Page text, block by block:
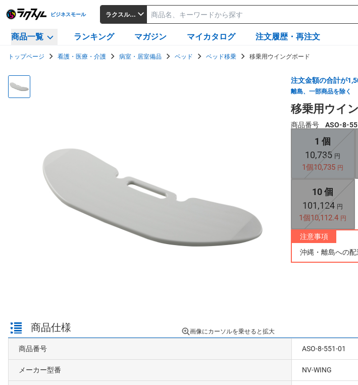
ビジネスモール ラクスルビジネスモール
商品一覧 ランキング マガジン マイカタログ 注文履歴・再注文
トップページ 看護・医療・介護 病室・居室備品 ベッド ベッド移乗 移乗用ウイングボード
画像にカーソルを乗せると拡大
注文金額の合計が
離島、一部商品を除く
移乗用ウイ
商品番号 ASO-8-
1 個
10,735 円
1個10,735 円
10 個
101,124 円
1個10,112.4 円
注意事項
沖縄・離島への
商品仕様
商品番号 ASO-8-551-01
メーカー型番 NV-WING